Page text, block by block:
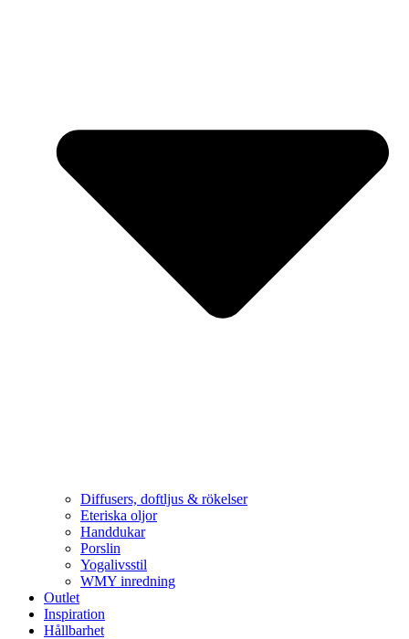
Diffusers, doftljus & rökelser
Eteriska oljor
Handdukar
Porslin
Yogalivsstil
WMY inredning
Outlet
Inspiration
Hållbarhet